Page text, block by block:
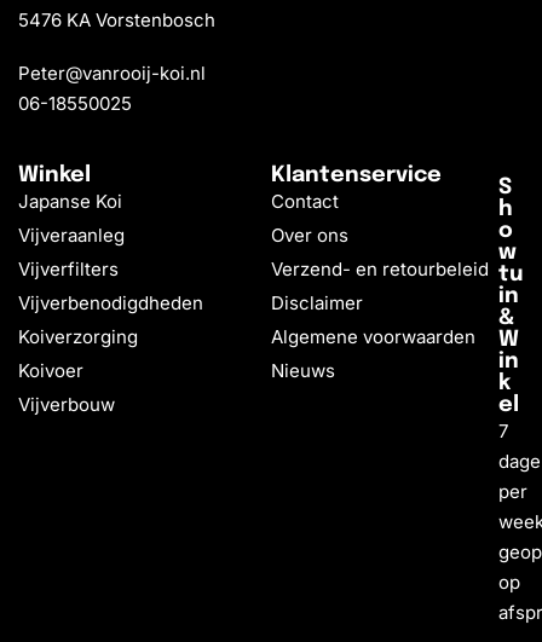
5476 KA Vorstenbosch
Peter@vanrooij-koi.nl
06-18550025
Winkel
Japanse Koi
Vijveraanleg
Vijverfilters
Vijverbenodigdheden
Koiverzorging
Koivoer
Vijverbouw
Klantenservice
Contact
Over ons
Verzend- en retourbeleid
Disclaimer
Algemene voorwaarden
Nieuws
S
h
o
w
tu
in
&
W
in
k
el
7
per
op